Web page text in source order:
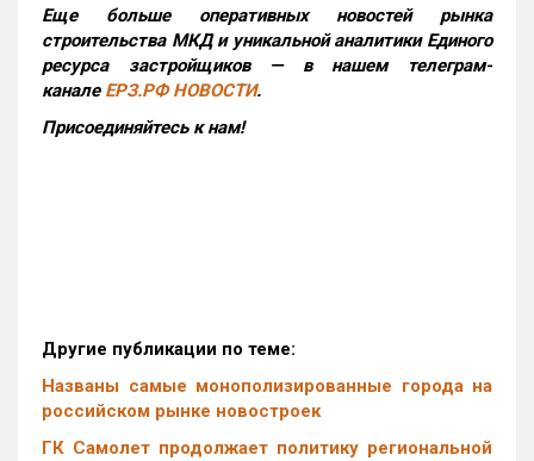
Еще больше оперативных новостей рынка
строительства МКД и уникальной аналитики Единого
ресурса застройщиков — в нашем телеграм-
канале ЕРЗ.РФ НОВОСТИ.
Присоединяйтесь к нам!
Другие публикации по теме:
Названы самые монополизированные города на
российском рынке новостроек
ГК Самолет продолжает политику региональной